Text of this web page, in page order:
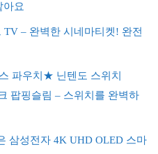
아요
– 완벽한 시네마티켓! 완전
파우치★ 닌텐도 스위치
팝핑슬림 – 스위치를 완벽하
삼성전자 4K UHD OLED 스마